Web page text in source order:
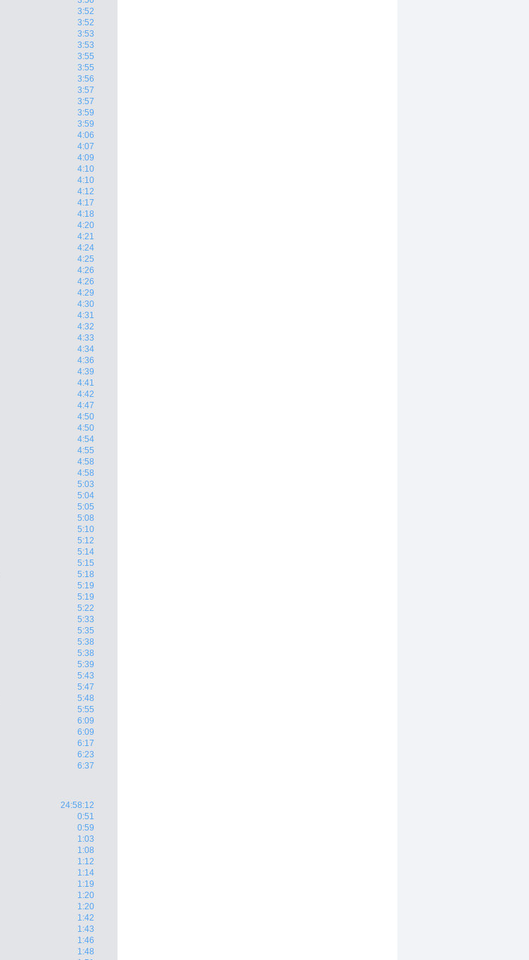
3:52
3:52
3:53
3:53
3:55
3:55
3:56
3:57
3:57
3:59
3:59
4:06
4:07
4:09
4:10
4:10
4:12
4:17
4:18
4:20
4:21
4:24
4:25
4:26
4:26
4:29
4:30
4:31
4:32
4:33
4:34
4:36
4:39
4:41
4:42
4:47
4:50
4:50
4:54
4:55
4:58
4:58
5:03
5:04
5:05
5:08
5:10
5:12
5:14
5:15
5:18
5:19
5:19
5:22
5:33
5:35
5:38
5:38
5:39
5:43
5:47
5:48
5:55
6:09
6:09
6:17
6:23
6:37
24:58:12
0:51
0:59
1:03
1:08
1:12
1:14
1:19
1:20
1:20
1:42
1:43
1:46
1:48